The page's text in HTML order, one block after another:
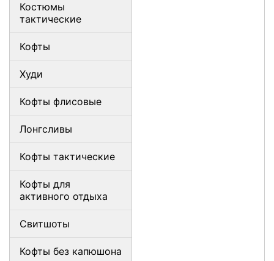
Костюмы
тактические
Кофты
Худи
Кофты флисовые
Лонгсливы
Кофты тактические
Кофты для
активного отдыха
Свитшоты
Кофты без капюшона